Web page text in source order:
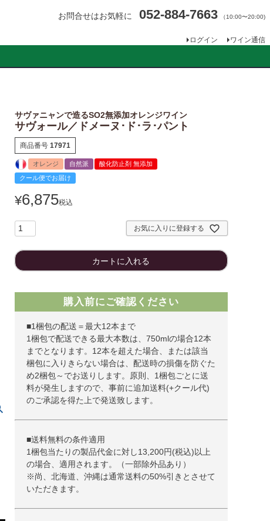
お問合せはお気軽に 052-884-7663 （10:00〜20:00)
ログイン ワイン通信
サヴァニャンで造るSO2無添加オレンジワイン
サヴォール／ドメーヌ･ド･ラ･パント
商品番号 17971
オレンジ 自然派
酸化防止剤 無添加
クール便でお届け
¥6,875税込
お気に入りに登録する
カートに入れる
購入前にご確認ください
■1梱包の配送＝最大12本まで
1梱包で配送できる最大本数は、750mlの場合12本
までとなります。12本を超えた場合、または該当
梱包に入りきらない場合は、配送時の損傷を防ぐた
め2梱包～でお送りします。原則、1梱包ごとに送
料が発生しますので、事前に追加送料(+クール代)
のご承認を得た上で発送致します。
■送料無料の条件適用
1梱包当たりの製品代金に対し13,200円(税込)以上
の場合、適用されます。（一部除外品あり）
※尚、北海道、沖縄は通常送料の50%引きとさせて
いただきます。